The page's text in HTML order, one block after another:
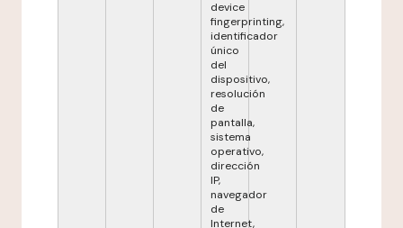
device
fingerprinting,
identificador
único
del
dispositivo,
resolución
de
pantalla,
sistema
operativo,
dirección
IP,
navegador
de
Internet,